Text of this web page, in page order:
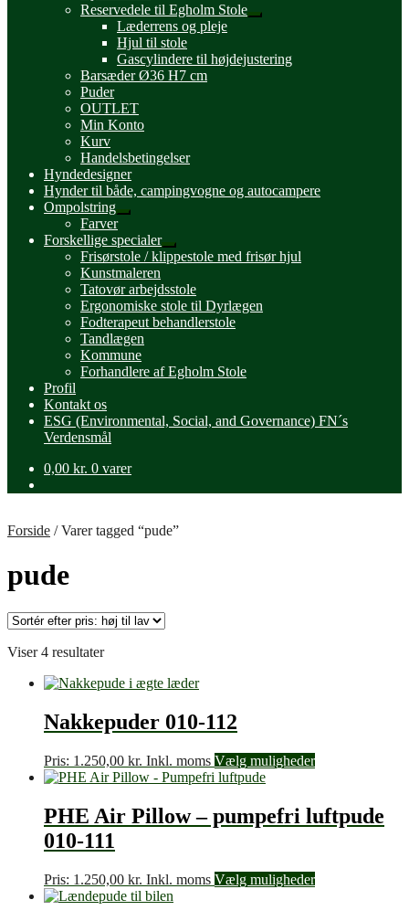
Reservedele til Egholm Stole
Udfold
Læderrens og pleje
Hjul til stole
Gascylindere til højdejustering
Barsæder Ø36 H7 cm
Puder
OUTLET
Min Konto
Kurv
Handelsbetingelser
Hyndedesigner
Hynder til både, campingvogne og autocampere
Ompolstring
Udfold
undermenu
Farver
Forskellige specialer
Udfold
undermenu
Frisørstole / klippestole med frisør hjul
Kunstmaleren
Tatovør arbejdsstole
Ergonomiske stole til Dyrlægen
Fodterapeut behandlerstole
Tandlægen
Kommune
Forhandlere af Egholm Stole
Profil
Kontakt os
ESG (Environmental, Social, and Governance) FN´s
Verdensmål
0,00 kr. 0 varer
Forside /Varer tagged “pude”
pude
Viser 4 resultaterSorteret
pris:
til
lav
Nakkepuder 010-112
Pris: 1.250,00 kr. Inkl. moms Vælg muligheder
PHE Air Pillow – pumpefri luftpude
010-111
Pris: 1.250,00 kr. Inkl. moms Vælg muligheder